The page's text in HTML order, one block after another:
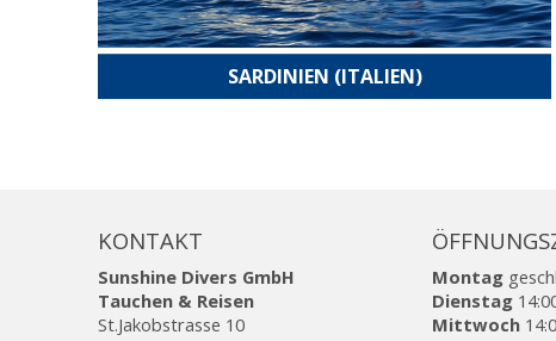
SARDINIEN (ITALIEN)
KONTAKT
Sunshine Divers GmbH
Tauchen & Reisen
St.Jakobstrasse 10
Montag
Dienstag
Mittwoch